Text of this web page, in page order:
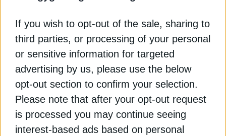
If you wish to opt-out of the sale, sharing to
third parties, or processing of your personal
or sensitive information for targeted
advertising by us, please use the below
opt-out section to confirm your selection.
Please note that after your opt-out request
is processed you may continue seeing
interest-based ads based on personal
Λουμάκης: Προς τα 20 GW
ΑΠΕ χωρίς αποθήκευση
Στο ίδιο συνέδριο, ο πρόεδρος του Συνδέσμου
Παραγωγών Ενέργειας από Φωτοβολταϊκά,
Στέλιος Λουμάκης, επισήμανε ότι η ζήτηση
ηλεκτρικής ενέργειας στην Ελλάδα παραμένει